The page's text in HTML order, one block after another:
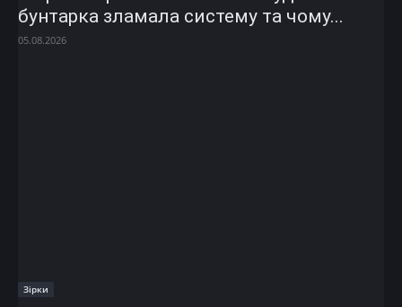
бунтарка зламала систему та чому...
05.08.2026
Зірки